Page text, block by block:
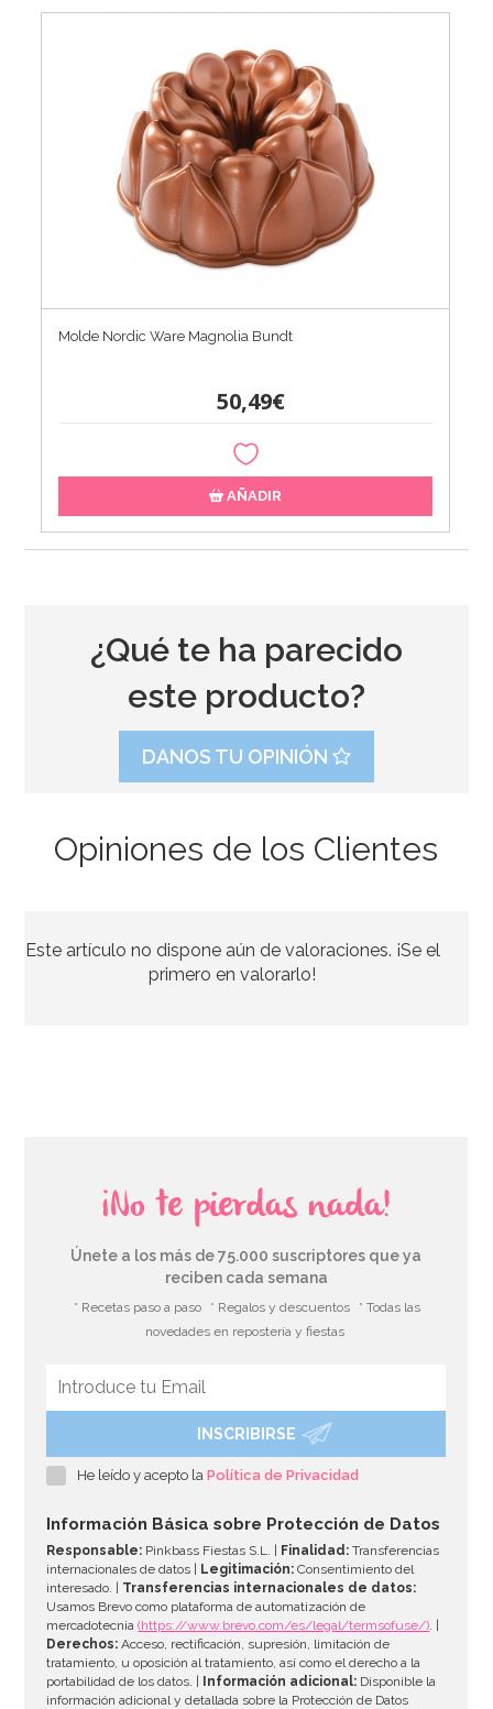
Molde Nordic Ware Magnolia Bundt
50,49€
AÑADIR
49,50€
¿Qué te ha parecido
este producto?
DANOS TU OPINIÓN
Opiniones de los Clientes
Este artículo no dispone aún de valoraciones. ¡Se el
primero en valorarlo!
¡No te pierdas nada!
Únete a los más de 75.000 suscriptores que ya
reciben cada semana
* Recetas paso a paso * Regalos y descuentos
* Todas las
novedades en repostería y fiestas
INSCRIBIRSE
He leído y acepto laPolítica de Privacidad
Información Básica sobre Protección de Datos
Responsable: Pinkbass Fiestas S.L. | Finalidad: Transferencias
internacionales de datos |
Legitimación: Consentimiento del
interesado. | Transferencias internacionales de datos:
Usamos Brevo como plataforma de automatización de
mercadotecnia(https://www.brevo.com/es/legal/termsofuse/). |
Derechos: Acceso, rectificación, supresión, limitación de
tratamiento, u oposición al tratamiento, así como el derecho a la
portabilidad de los datos. |
Información adicional: Disponible la
información adicional y detallada sobre la Protección de Datos